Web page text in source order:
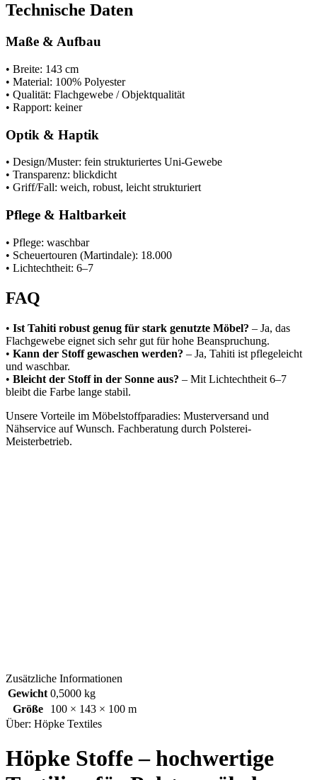
Technische Daten
Maße & Aufbau
• Breite: 143 cm
• Material: 100% Polyester
• Qualität: Flachgewebe / Objektqualität
• Rapport: keiner
Optik & Haptik
• Design/Muster: fein strukturiertes Uni-Gewebe
• Transparenz: blickdicht
• Griff/Fall: weich, robust, leicht strukturiert
Pflege & Haltbarkeit
• Pflege: waschbar
• Scheuertouren (Martindale): 18.000
• Lichtechtheit: 6–7
FAQ
• Ist Tahiti robust genug für stark genutzte Möbel? – Ja, das
Flachgewebe eignet sich sehr gut für hohe Beanspruchung.
• Kann der Stoff gewaschen werden? – Ja, Tahiti ist pflegeleicht
und waschbar.
• Bleicht der Stoff in der Sonne aus? – Mit Lichtechtheit 6–7
bleibt die Farbe lange stabil.
Unsere Vorteile im Möbelstoffparadies: Musterversand und
Nähservice auf Wunsch. Fachberatung durch Polsterei-
Meisterbetrieb.
Zusätzliche Informationen
Gewicht 0,5000 kg
Größe
100 × 143 × 100 m
Über: Höpke Textiles
Höpke Stoffe – hochwertige